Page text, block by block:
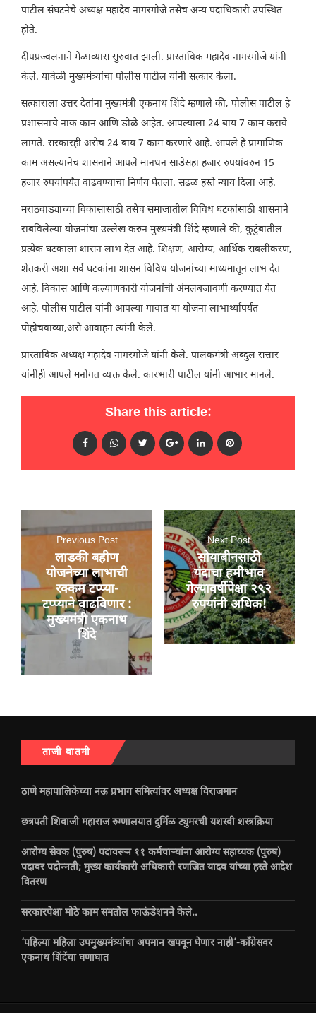
पाटील संघटनेचे अध्यक्ष महादेव नागरगोजे तसेच अन्य पदाधिकारी उपस्थित
होते.
दीपप्रज्वलनाने मेळाव्यास सुरुवात झाली. प्रास्ताविक महादेव नागरगोजे यांनी
केले. यावेळी मुख्यमंत्र्यांचा पोलीस पाटील यांनी सत्कार केला.
सत्काराला उत्तर देतांना मुख्यमंत्री एकनाथ शिंदे म्हणाले की, पोलीस पाटील हे
प्रशासनाचे नाक कान आणि डोळे आहेत. आपल्याला 24 बाय 7 काम करावे
लागते. सरकारही असेच 24 बाय 7 काम करणारे आहे. आपले हे प्रामाणिक
काम असल्यानेच शासनाने आपले मानधन साडेसहा हजार रुपयांवरुन 15
हजार रुपयांपर्यंत वाढवण्याचा निर्णय घेतला. सढळ हस्ते न्याय दिला आहे.
मराठवाड्याच्या विकासासाठी तसेच समाजातील विविध घटकांसाठी शासनाने
राबविलेल्या योजनांचा उल्लेख करुन मुख्यमंत्री शिंदे म्हणाले की, कुटुंबातील
प्रत्येक घटकाला शासन लाभ देत आहे. शिक्षण, आरोग्य, आर्थिक सबलीकरण,
शेतकरी अशा सर्व घटकांना शासन विविध योजनांच्या माध्यमातून लाभ देत
आहे. विकास आणि कल्याणकारी योजनांची अंमलबजावणी करण्यात येत
आहे. पोलीस पाटील यांनी आपल्या गावात या योजना लाभार्थ्यांपर्यंत
पोहोचवाव्या,असे आवाहन त्यांनी केले.
प्रास्ताविक अध्यक्ष महादेव नागरगोजे यांनी केले. पालकमंत्री अब्दुल सत्तार
यांनीही आपले मनोगत व्यक्त केले. कारभारी पाटील यांनी आभार मानले.
Share this article:
Previous Post
लाडकी बहीण
योजनेच्या लाभाची
रक्कम टप्प्या-
टप्प्याने वाढविणार :
मुख्यमंत्री एकनाथ
शिंदे
Next Post
सोयाबीनसाठी
यंदाचा हमीभाव
गेल्यावर्षीपेक्षा २९२
रुपयांनी अधिक!
ताजी बातमी
ठाणे महापालिकेच्या नऊ प्रभाग समित्यांवर अध्यक्ष विराजमान
छत्रपती शिवाजी महाराज रुग्णालयात दुर्मिळ ट्युमरची यशस्वी शस्त्रक्रिया
आरोग्य सेवक (पुरुष) पदावरून ११ कर्मचाऱ्यांना आरोग्य सहाय्यक (पुरुष)
पदावर पदोन्नती; मुख्य कार्यकारी अधिकारी रणजित यादव यांच्या हस्ते आदेश
वितरण
सरकारपेक्षा मोठे काम समतोल फाऊंडेशनने केले..
‘पहिल्या महिला उपमुख्यमंत्र्यांचा अपमान खपवून घेणार नाही’-काँग्रेसवर
एकनाथ शिंदेंचा घणाघात